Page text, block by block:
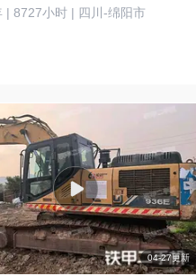
| 8727小时 | 四川-绵阳市
04-27更新